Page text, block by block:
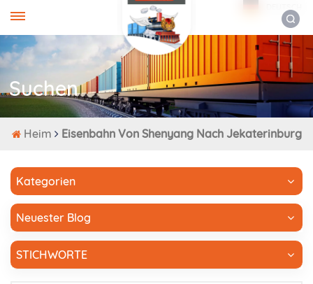
Suchen
Heim Eisenbahn Von Shenyang Nach Jekaterinburg
Kategorien
Neuester Blog
STICHWORTE